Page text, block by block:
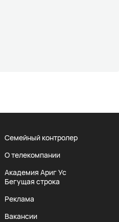
Семейный контролер
О телекомпании
Академия Ариг Ус
Бегущая строка
Реклама
Вакансии